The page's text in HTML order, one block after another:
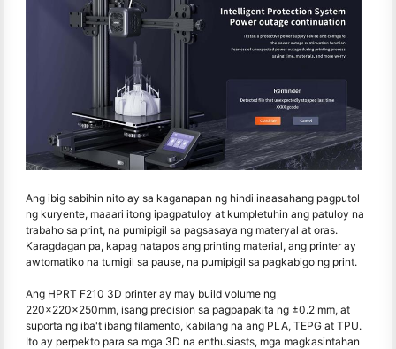
Ang ibig sabihin nito ay sa kaganapan ng hindi inaasahang pagputol
ng kuryente, maaari itong ipagpatuloy at kumpletuhin ang patuloy na
trabaho sa print, na pumipigil sa pagsasaya ng materyal at oras.
Karagdagan pa, kapag natapos ang printing material, ang printer ay
awtomatiko na tumigil sa pause, na pumipigil sa pagkabigo ng print.
Ang HPRT F210 3D printer ay may build volume ng
220×220×250mm, isang precision sa pagpapakita ng ±0.2 mm, at
suporta ng iba't ibang filamento, kabilang na ang PLA, TEPG at TPU.
Ito ay perpekto para sa mga 3D na enthusiasts, mga magkasintahan